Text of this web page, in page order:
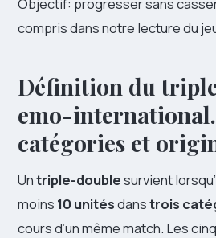
compris dans notre lecture du
Définition du
emo-
catégories et
Untriple-doublesurvient
moins 10 unitésdanstrois
cours d’un même match. Les